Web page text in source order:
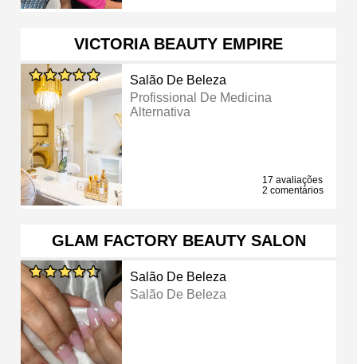
VICTORIA BEAUTY EMPIRE
Salão De Beleza
Profissional De Medicina
Alternativa
17 avaliações
2 comentários
GLAM FACTORY BEAUTY SALON
Salão De Beleza
Salão De Beleza